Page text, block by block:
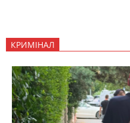
КРИМІНАЛ